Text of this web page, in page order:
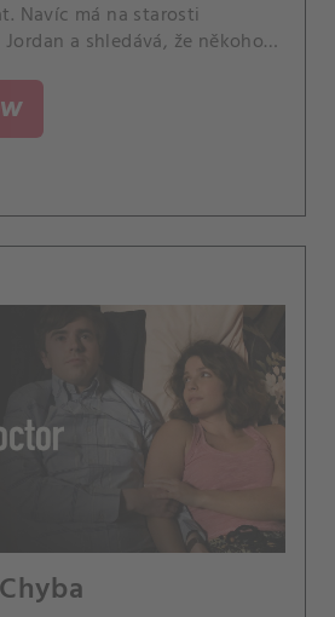
Navíc má na starosti
a shledává, že někoho